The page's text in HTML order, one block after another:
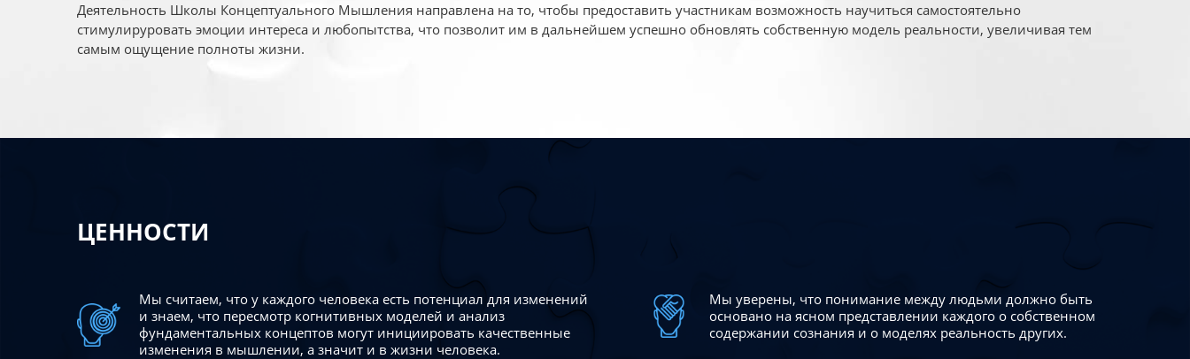
Деятельность Школы Концептуального Мышления направлена на то, чтобы предоставить участникам возможность научиться самостоятельно
стимулируровать эмоции интереса и любопытства, что позволит им в дальнейшем успешно обновлять собственную модель реальности, увеличивая тем
самым ощущение полноты жизни.
ЦЕННОСТИ
Мы считаем, что у каждого человека есть потенциал для изменений
и знаем, что пересмотр когнитивных моделей и анализ
фундаментальных концептов могут инициировать качественные
изменения в мышлении, а значит и в жизни человека.
Мы уверены, что понимание между людьми должно быть
основано на ясном представлении каждого о собственном
содержании сознания и о моделях реальность других.